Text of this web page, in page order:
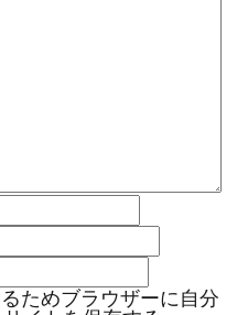
ためブラウザーに自分